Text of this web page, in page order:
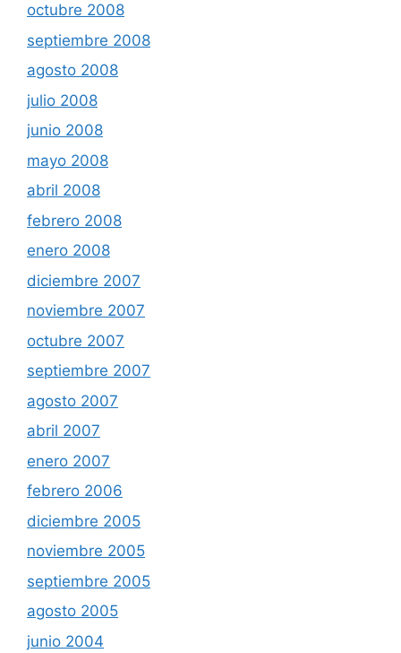
octubre 2008
septiembre 2008
agosto 2008
julio 2008
junio 2008
mayo 2008
abril 2008
febrero 2008
enero 2008
diciembre 2007
noviembre 2007
octubre 2007
septiembre 2007
agosto 2007
abril 2007
enero 2007
febrero 2006
diciembre 2005
noviembre 2005
septiembre 2005
agosto 2005
junio 2004